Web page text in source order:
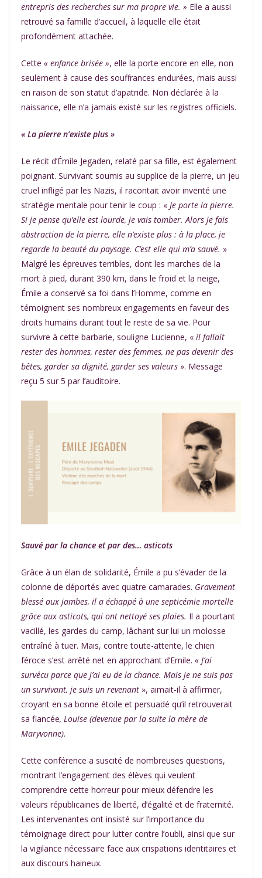
entrepris des recherches sur ma propre vie. » Elle a aussi
retrouvé sa famille d’accueil, à laquelle elle était
profondément attachée.
Cette « enfance brisée », elle la porte encore en elle, non
seulement à cause des souffrances endurées, mais aussi
en raison de son statut d’apatride. Non déclarée à la
naissance, elle n’a jamais existé sur les registres officiels.
« La pierre n’existe plus »
Le récit d’Émile Jegaden, relaté par sa fille, est également
poignant. Survivant soumis au supplice de la pierre, un jeu
cruel infligé par les Nazis, il racontait avoir inventé une
stratégie mentale pour tenir le coup : « Je porte la pierre.
Si je pense qu’elle est lourde, je vais tomber. Alors je fais
abstraction de la pierre, elle n’existe plus : à la place, je
regarde la beauté du paysage. C’est elle qui m’a sauvé. »
Malgré les épreuves terribles, dont les marches de la
mort à pied, durant 390 km, dans le froid et la neige,
Émile a conservé sa foi dans l’Homme, comme en
témoignent ses nombreux engagements en faveur des
droits humains durant tout le reste de sa vie. Pour
survivre à cette barbarie, souligne Lucienne, « il fallait
rester des hommes, rester des femmes, ne pas devenir des
bêtes, garder sa dignité, garder ses valeurs ». Message
reçu 5 sur 5 par l’auditoire.
Sauvé par la chance et par des… asticots
Grâce à un élan de solidarité, Émile a pu s’évader de la
colonne de déportés avec quatre camarades. Gravement
blessé aux jambes, il a échappé à une septicémie mortelle
grâce aux asticots, qui ont nettoyé ses plaies. Il a pourtant
vacillé, les gardes du camp, lâchant sur lui un molosse
entraîné à tuer. Mais, contre toute-attente, le chien
féroce s’est arrêté net en approchant d’Emile. « J’ai
survécu parce que j’ai eu de la chance. Mais je ne suis pas
un survivant, je suis un revenant », aimait-il à affirmer,
croyant en sa bonne étoile et persuadé qu’il retrouverait
sa fiancée, Louise (devenue par la suite la mère de
Maryvonne).
Cette conférence a suscité de nombreuses questions,
montrant l’engagement des élèves qui veulent
comprendre cette horreur pour mieux défendre les
valeurs républicaines de liberté, d’égalité et de fraternité.
Les intervenantes ont insisté sur l’importance du
témoignage direct pour lutter contre l’oubli, ainsi que sur
la vigilance nécessaire face aux crispations identitaires et
aux discours haineux.